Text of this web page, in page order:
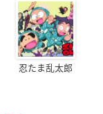
忍たま乱太郎